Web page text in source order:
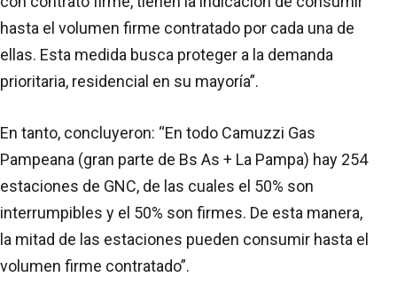
hasta el volumen firme contratado por cada una de
ellas. Esta medida busca proteger a la demanda
prioritaria, residencial en su mayoría”.
En tanto, concluyeron: “En todo Camuzzi Gas
Pampeana (gran parte de Bs As + La Pampa) hay 254
estaciones de GNC, de las cuales el 50% son
interrumpibles y el 50% son firmes. De esta manera,
la mitad de las estaciones pueden consumir hasta el
volumen firme contratado”.